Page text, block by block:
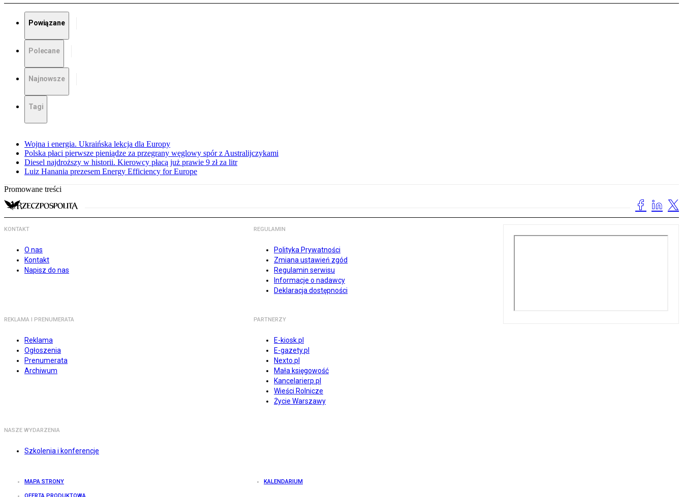
Powiązane
Polecane
Najnowsze
Tagi
Wojna i energia. Ukraińska lekcja dla Europy
Polska płaci pierwsze pieniądze za przegrany węglowy spór z Australijczykami
Diesel najdroższy w historii. Kierowcy płacą już prawie 9 zł za litr
Luiz Hanania prezesem Energy Efficiency for Europe
Promowane treści
KONTAKT
O nas
Kontakt
Napisz do nas
REGULAMIN
Polityka Prywatności
Zmiana ustawień zgód
Regulamin serwisu
Informacje o nadawcy
Deklaracja dostępności
REKLAMA I PRENUMERATA
Reklama
Ogłoszenia
Prenumerata
Archiwum
PARTNERZY
E-kiosk.pl
E-gazety.pl
Nexto.pl
Mała księgowość
Kancelarierp.pl
Wieści Rolnicze
Życie Warszawy
NASZE WYDARZENIA
Szkolenia i konferencje
MAPA STRONY KALENDARIUM